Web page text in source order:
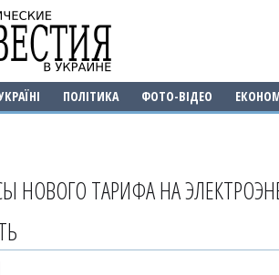
ПОЛІТИКА ФОТО-ВІДЕО
НОВОГО ТАРИФА НА